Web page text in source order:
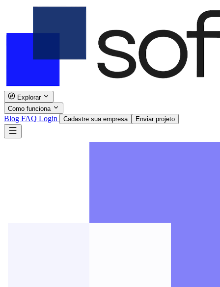
Explorar
Como funciona
Blog FAQ Login Cadastre sua empresa Enviar projeto